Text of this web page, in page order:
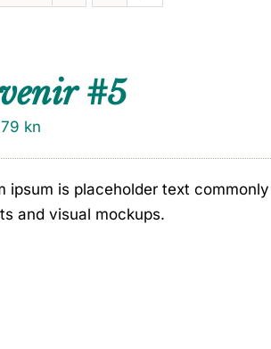
#5
79 kn
ipsum is placeholder text
and visual mockups.